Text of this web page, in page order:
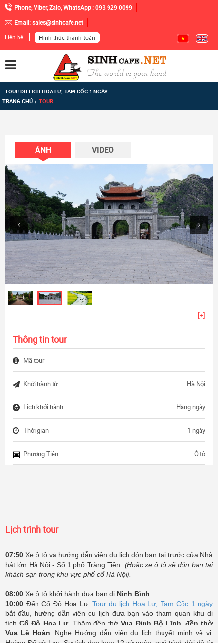
Phone, Viber, Zalo, WhatsApp : 093 929 0099
Email:sales@sinhcafe.net
Liên hệ
Hình thức thanh toán
TOUR DU LỊCH HOA LƯ, TAM CỐC 1 NGÀY
TRANG CHỦ
TOUR
ẢNH VIDEO
[+]
Thông tin tour
Mã tour
Khởi hành từ Hà Nội
Lịch khởi hành Hàng ngày
Thời gian 1 ngày
Phương Tiện Ô tô
Lịch trình tour
07:50 Xe ô tô và hướng dẫn viên du lịch đón bạn tại trước cửa Nhà
hát lớn Hà Nội - Số 1 phố Tràng Tiền. (Hoặc xe ô tô sẽ đón bạn tại
khách sạn trong khu vực phố cổ Hà Nội).
08:00 Xe ô tô khởi hành đưa bạn đi Ninh Bình
10:00 Đến Cố Đô Hoa Lư. Tour du lịch Hoa Lư, Tam Cốc 1 ngày
bắt đầu, hướng dẫn viên du lịch đưa bạn vào tham quan khu di
tích Cố Đô Hoa Lư. Thăm đền thờVua Đinh Bộ Lĩnh,đền thờ
Vua Lê Hoàn . Nghe Hướng dẫn viên du lịch thuyết minh về vị